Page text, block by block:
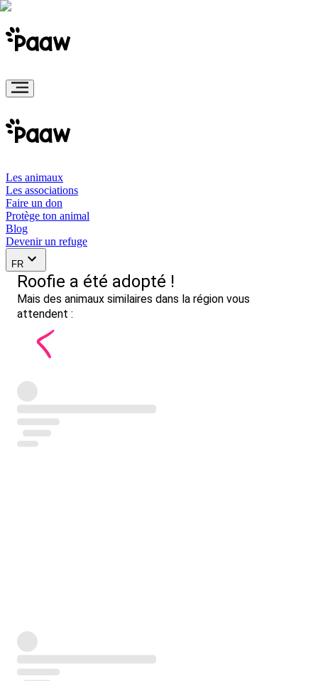
Les animaux
Les associations
Faire un don
Protège ton animal
Blog
Devenir un refuge
FR
Roofie a été adopté !
Mais des animaux similaires dans la région vous
attendent :